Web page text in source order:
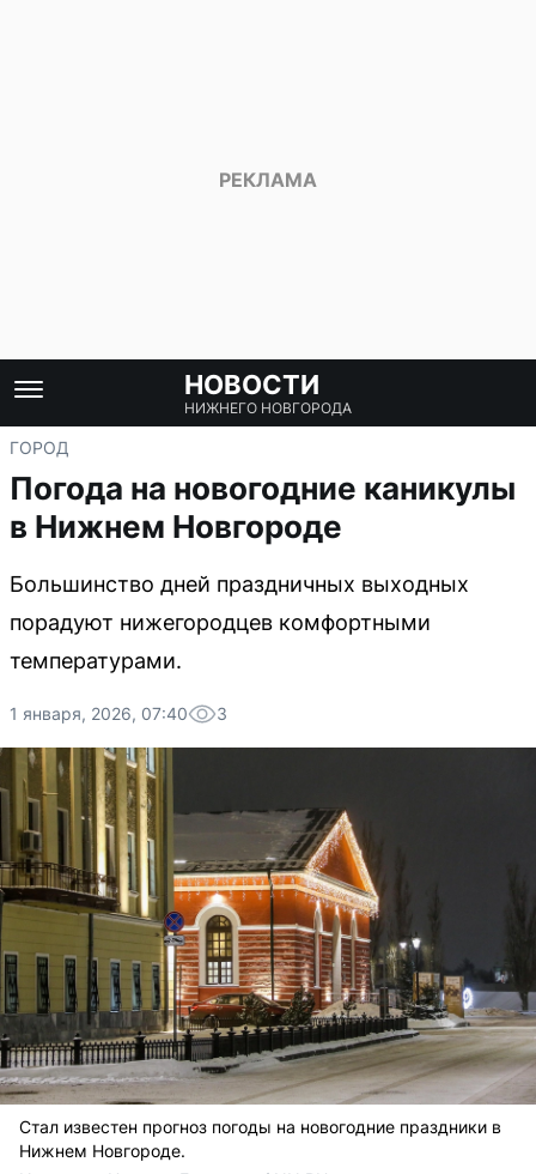
НОВОСТИ
НИЖНЕГО НОВГОРОДА
ГОРОД
Погода на новогодние каникулы
в Нижнем Новгороде
Большинство дней праздничных выходных
порадуют нижегородцев комфортными
температурами.
1 января, 2026, 07:40 3
Стал известен прогноз погоды на новогодние праздники в
Нижнем Новгороде.